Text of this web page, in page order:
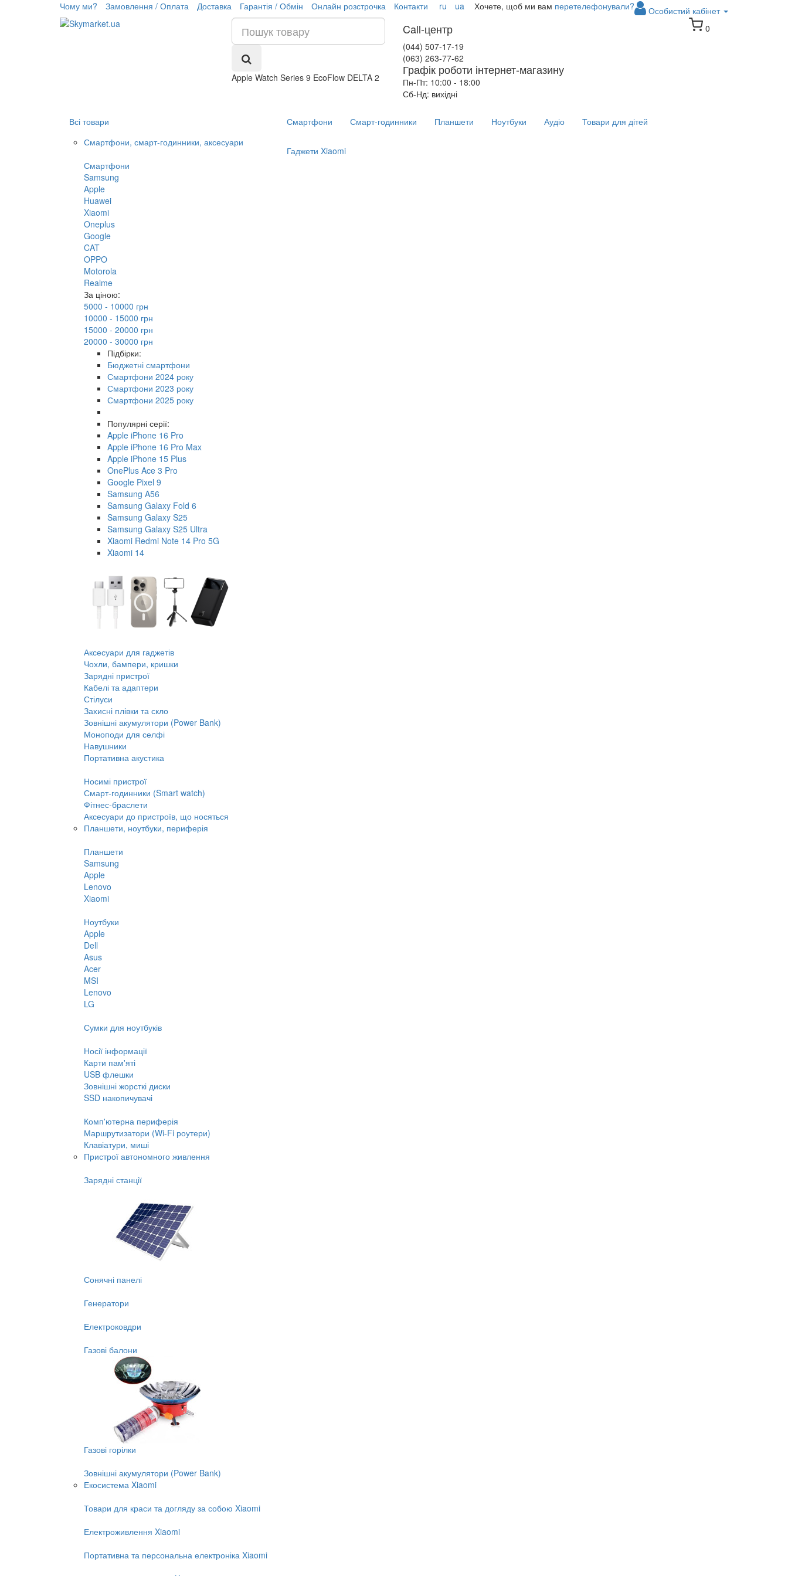
Чому ми? Замовлення / Оплата Доставка Гарантія / Обмін Онлайн розстрочка Контакти ru ua Особистий кабінет
Хочете, щоб ми вам перетелефонували?
Apple Watch Series 9 EcoFlow DELTA 2
Call-центр
(044) 507-17-19
(063) 263-77-62
Графік роботи інтернет-магазину
Пн-Пт: 10:00 - 18:00
Сб-Нд: вихідні
0
Всі товари
Смартфони, смарт-годинники, аксесуари
Смартфони
Samsung
Apple
Huawei
Xiaomi
Oneplus
Google
CAT
OPPO
Motorola
Realme
За ціною:
5000 - 10000 грн
10000 - 15000 грн
15000 - 20000 грн
20000 - 30000 грн
Підбірки:
Бюджетні смартфони
Смартфони 2024 року
Смартфони 2023 року
Смартфони 2025 року
Популярні серії:
Apple iPhone 16 Pro
Apple iPhone 16 Pro Max
Apple iPhone 15 Plus
OnePlus Ace 3 Pro
Google Pixel 9
Samsung A56
Samsung Galaxy Fold 6
Samsung Galaxy S25
Samsung Galaxy S25 Ultra
Xiaomi Redmi Note 14 Pro 5G
Xiaomi 14
Аксесуари для гаджетів
Чохли, бампери, кришки
Зарядні пристрої
Кабелі та адаптери
Стілуси
Захисні плівки та скло
Зовнішні акумулятори (Power Bank)
Моноподи для селфі
Навушники
Портативна акустика
Носимі пристрої
Смарт-годинники (Smart watch)
Фітнес-браслети
Аксесуари до пристроїв, що носяться
Планшети, ноутбуки, периферія
Планшети
Samsung
Apple
Lenovo
Xiaomi
Ноутбуки
Apple
Dell
Asus
Acer
MSI
Lenovo
LG
Сумки для ноутбуків
Носії інформації
Карти пам'яті
USB флешки
Зовнішні жорсткі диски
SSD накопичувачі
Комп'ютерна периферія
Маршрутизатори (Wi-Fi роутери)
Клавіатури, миші
Пристрої автономного живлення
Зарядні станції
Сонячні панелі
Генератори
Електроковдри
Газові балони
Газові горілки
Зовнішні акумулятори (Power Bank)
Екосистема Xiaomi
Товари для краси та догляду за собою Xiaomi
Електроживлення Xiaomi
Портативна та персональна електроніка Xiaomi
Смартфони Смарт-годинники Планшети Ноутбуки Аудіо Товари для дітей
Гаджети Xiaomi